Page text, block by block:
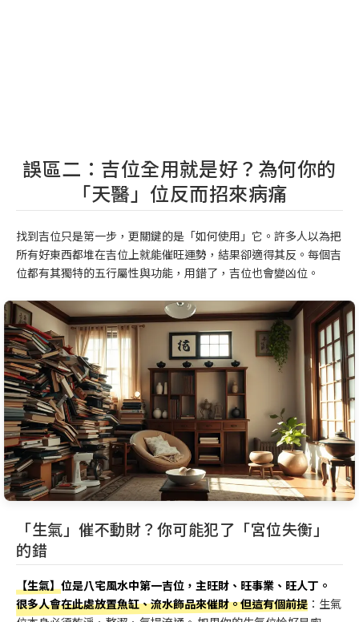
誤區二：吉位全用就是好？為何你的
「天醫」位反而招來病痛
找到吉位只是第一步，更關鍵的是「如何使用」它。許多人以為把
所有好東西都堆在吉位上就能催旺運勢，結果卻適得其反。每個吉
位都有其獨特的五行屬性與功能，用錯了，吉位也會變凶位。
「生氣」催不動財？你可能犯了「宮位失衡」
的錯
【生氣】 位是八宅風水中第一吉位，主旺財、旺事業、旺人丁。
很多人會在此處放置魚缸、流水飾品來催財。但這有個前提 ：生氣